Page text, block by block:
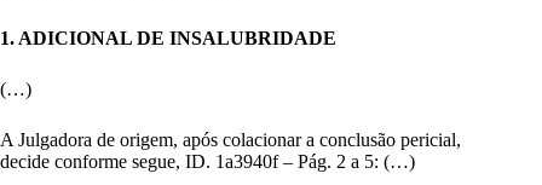
1. ADICIONAL DE INSALUBRIDADE
(…)
A Julgadora de origem, após colacionar a conclusão pericial,
decide conforme segue, ID. 1a3940f – Pág. 2 a 5: (…)